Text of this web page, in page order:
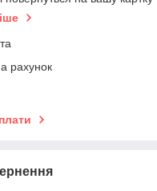
рахунок